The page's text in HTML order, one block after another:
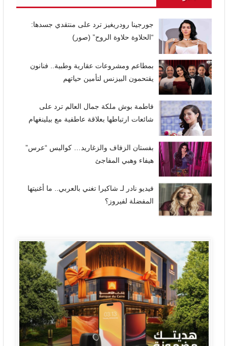
جورجينا رودريغيز ترد على منتقدي جسدها:
“الحلاوة حلاوة الروح” (صور)
بمطاعم ومشروعات عقارية وطبية.. فنانون
يقتحمون البيزنس لتأمين حياتهم
فاطمة بوش ملكة جمال العالم ترد على
شائعات ارتباطها بعلاقة عاطفية مع بيلينغهام
بفستان الزفاف والزغاريد… كواليس “عرس”
هيفاء وهبي المفاجئ
فيديو نادر لـ شاكيرا تغني بالعربي.. ما أغنيتها
المفضلة لفيروز؟